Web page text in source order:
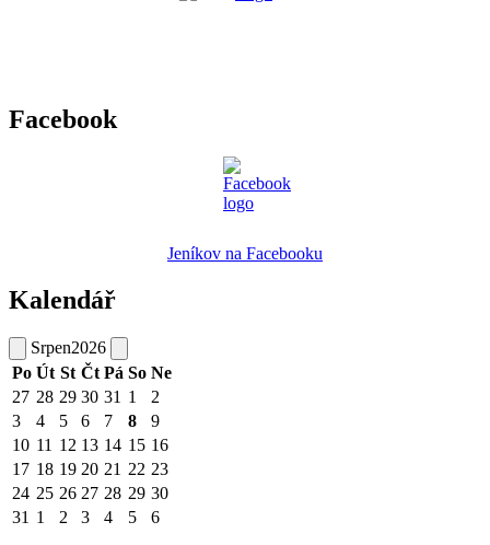
Facebook
Jeníkov na Facebooku
Kalendář
Srpen2026
Po Út St Čt Pá So Ne
27 28 29 30 31 1
2
3
4 5 6 7 8
9
10 11 12 13 14 15 16
17 18 19 20 21 22 23
24 25 26 27 28 29 30
31 1 2 3 4 5 6